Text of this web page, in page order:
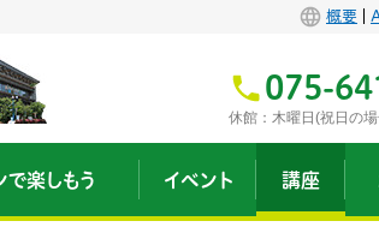
概要
075-
休館：木曜日(祝日の
で楽しもう イベント 講座